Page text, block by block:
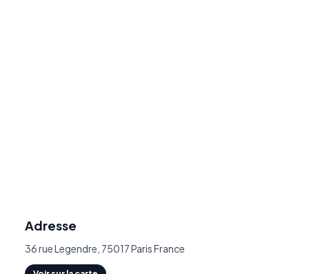
Adresse
36 rue Legendre, 75017 Paris France